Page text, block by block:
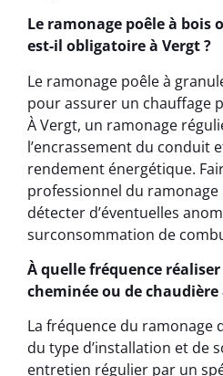
Le ramonage poêle à bois
est-il obligatoire à Vergt ?
Le ramonage poêle à
pour assurer un chauffage
À Vergt, un ramonage
l’encrassement du conduit
rendement énergétique.
professionnel du
détecter d’éventuelles
surconsommation de
À quelle fréquence
cheminée ou de chaudière
La fréquence du ramonage
du type d’installation et de
entretien régulier par un